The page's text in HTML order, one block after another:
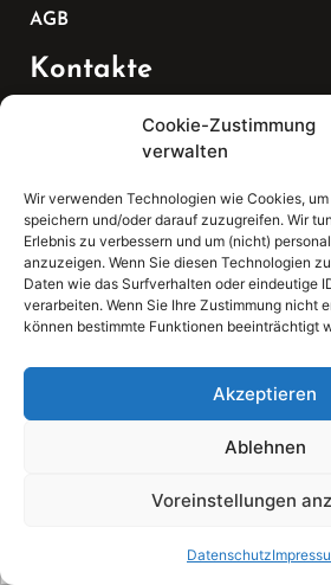
Cookie-Zustimmung
verwalten
Wir verwenden Technologien wie Cookies,
speichern und/oder darauf zuzugreifen. Wir
Erlebnis zu verbessern und um (nicht)
anzuzeigen. Wenn Sie diesen Technologien
Daten wie das Surfverhalten oder eindeutige
verarbeiten. Wenn Sie Ihre Zustimmung nicht
können bestimmte Funktionen beeinträchtigt
Akzeptieren
Ablehnen
Voreinstellungen
Datenschutz
AGB
Kontakte
07147 270 3349
Email:
sekretariat(at)gleis4-
Adresse:
Bahnhofstraße 21, 74343 Sachsenheim
for: